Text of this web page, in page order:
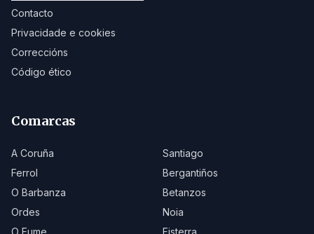
Contacto
Privacidade e cookies
Correccións
Código ético
Comarcas
A Coruña
Santiago
Ferrol
Bergantiños
O Barbanza
Betanzos
Ordes
Noia
O Eume
Fisterra